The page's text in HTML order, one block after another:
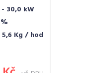
- 30,0 kW
5,6 Kg / hod